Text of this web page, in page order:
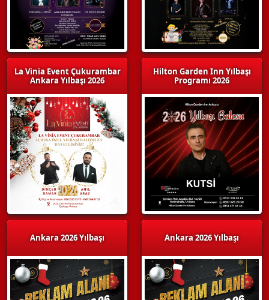
La Vinia Event Çukurambar
Ankara Yılbaşı 2026
Ankara 2026 Yılbaşı
Hilton Garden Inn Yılbaşı
Programı 2026
Ankara 2026 Yılbaşı